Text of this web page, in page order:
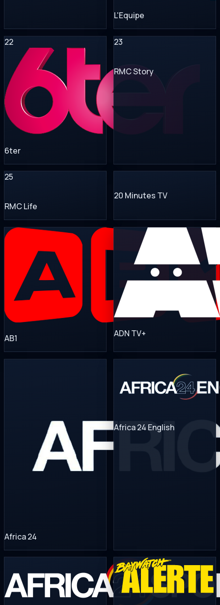
L'Equipe
22
6ter
23
RMC Story
25
RMC Life
20 Minutes TV
AB1 ADN TV+
Africa 24
Africa 24 English